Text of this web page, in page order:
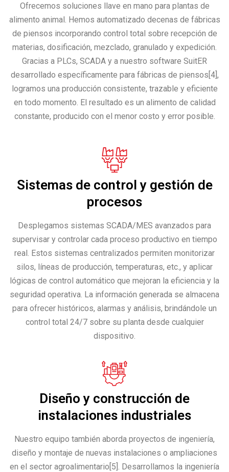
Ofrecemos soluciones llave en mano para plantas de
alimento animal. Hemos automatizado decenas de fábricas
de piensos incorporando control total sobre recepción de
materias, dosificación, mezclado, granulado y expedición.
Gracias a PLCs, SCADA y a nuestro software SuitER
desarrollado específicamente para fábricas de piensos[4],
logramos una producción consistente, trazable y eficiente
en todo momento. El resultado es un alimento de calidad
constante, producido con el menor costo y error posible.
Sistemas de control y gestión de
procesos
Desplegamos sistemas SCADA/MES avanzados para
supervisar y controlar cada proceso productivo en tiempo
real. Estos sistemas centralizados permiten monitorizar
silos, líneas de producción, temperaturas, etc., y aplicar
lógicas de control automático que mejoran la eficiencia y la
seguridad operativa. La información generada se almacena
para ofrecer históricos, alarmas y análisis, brindándole un
control total 24/7 sobre su planta desde cualquier
dispositivo.
Diseño y construcción de
instalaciones industriales
Nuestro equipo también aborda proyectos de ingeniería,
diseño y montaje de nuevas instalaciones o ampliaciones
en el sector agroalimentario[5]. Desarrollamos la ingeniería